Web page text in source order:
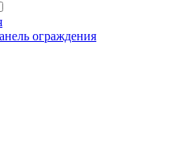
ограждения